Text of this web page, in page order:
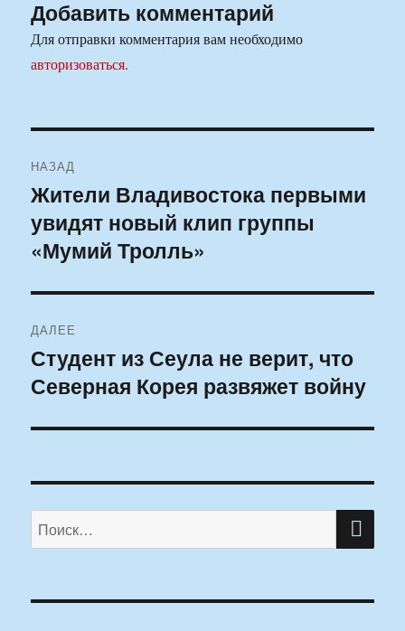
Добавить комментарий
Для отправки комментария вам необходимо
авторизоваться.
по
записям
НАЗАД
Предыдущая
запись:
Жители Владивостока первыми
увидят новый клип группы
«Мумий Тролль»
ДАЛЕЕ
Следующая
запись:
Студент из Сеула не верит, что
Северная Корея развяжет войну
Искать: